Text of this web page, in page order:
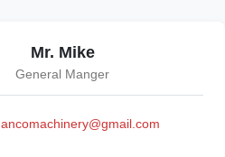
Mr. Mike
General Manger
ancomachinery@gmail.com